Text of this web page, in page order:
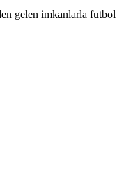
gelen imkanlarla